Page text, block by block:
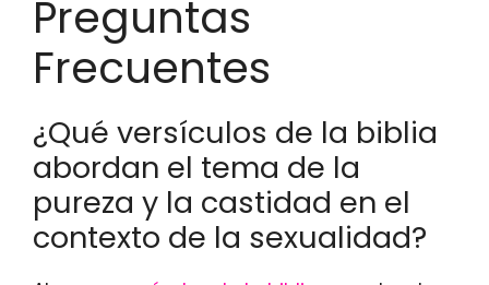
Preguntas
Frecuentes
¿Qué versículos de la biblia
abordan el tema de la
pureza y la castidad en el
contexto de la sexualidad?